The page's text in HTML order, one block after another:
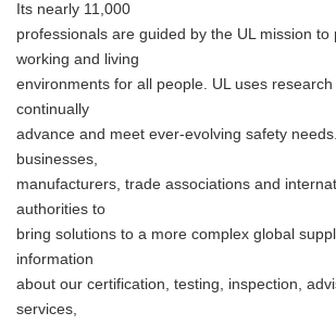
Its nearly 11,000
professionals are guided by the UL mission to
working and living
environments for all people. UL uses
continually
advance and meet ever-evolving safety
businesses,
manufacturers, trade associations and
authorities to
bring solutions to a more complex global
information
about our certification, testing, inspection,
services,